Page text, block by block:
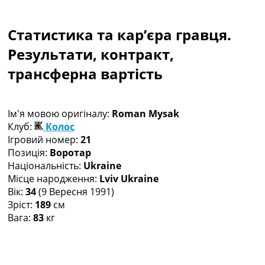
Чемпіонат Світу
Україна. Прем’єр-Ліга
Україна. Перша Ліга
Ліга Чемпіонів
Ще Турніри >>>
Таблиці
Чемпіонат Світу. Турнирні таблиці
Таблиця УПЛ
Перша Ліга
Таблиця АПЛ
Таблиця Ла Ліги
Таблиця Ліги Чемпіонів
Всі таблиці >>>
Статистика та кар’єра гравця.
Результати, контракт,
трансферна вартість
Ім'я мовою оригіналу: Roman Mysak
Клуб:
Колос
Ігровий номер: 21
Позиція: Воротар
Національність: Ukraine
Місце народження: Lviv Ukraine
Вік: 34(9 Вересня 1991)
Зріст: 189 см
Вага: 83 кг